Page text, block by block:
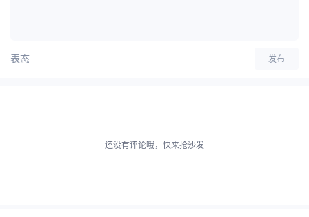
表态 发布
还没有评论哦，快来抢沙发